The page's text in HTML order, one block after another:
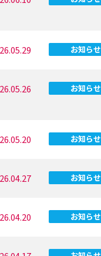
お知らせ
お知らせ
お知らせ
お知らせ
お知らせ